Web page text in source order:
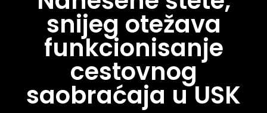
snijeg otežava
funkcionisanje
cestovnog
saobraćaja u USK